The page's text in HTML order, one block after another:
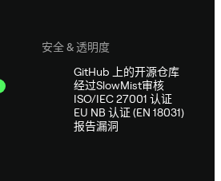
安全 & 透明度
GitHub 上的开源仓库
经过SlowMist审核
ISO/IEC 27001 认证
EU NB 认证 (EN 18031)
报告漏洞